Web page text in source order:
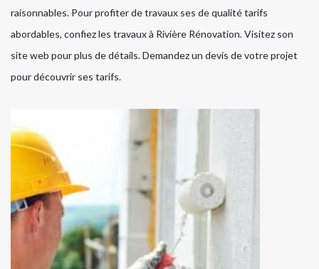
raisonnables. Pour profiter de travaux ses de qualité tarifs
abordables, confiez les travaux à Rivière Rénovation. Visitez son
site web pour plus de détails. Demandez un devis de votre projet
pour découvrir ses tarifs.